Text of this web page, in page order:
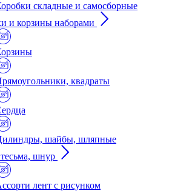
складные и самосборные
и корзины наборами
квадраты
шайбы, шляпные
шнур
лент с рисунком